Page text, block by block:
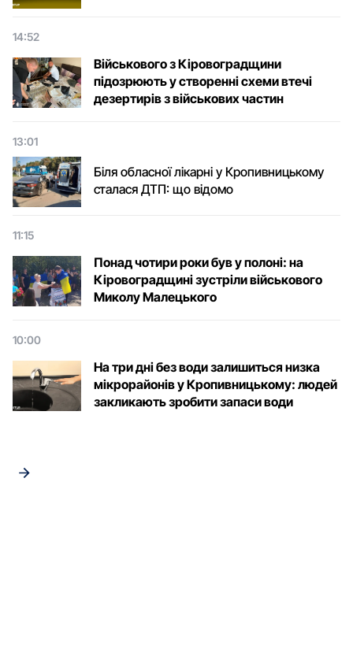
14:52
Військового з Кіровоградщини
підозрюють у створенні схеми втечі
дезертирів з військових частин
13:01
Біля обласної лікарні у Кропивницькому
сталася ДТП: що відомо
11:15
Понад чотири роки був у полоні: на
Кіровоградщині зустріли військового
Микoлу Малецькoгo
10:00
На три дні без води залишиться низка
мікрорайонів у Кропивницькому: людей
закликають зробити запаси води